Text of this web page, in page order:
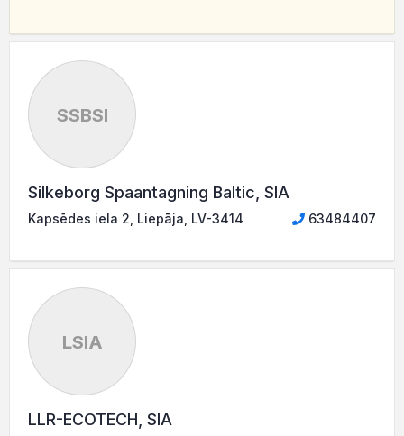
SSBSI
Silkeborg Spaantagning Baltic, SIA
Kapsēdes iela 2, Liepāja, LV-3414 63484407
LSIA
LLR-ECOTECH, SIA